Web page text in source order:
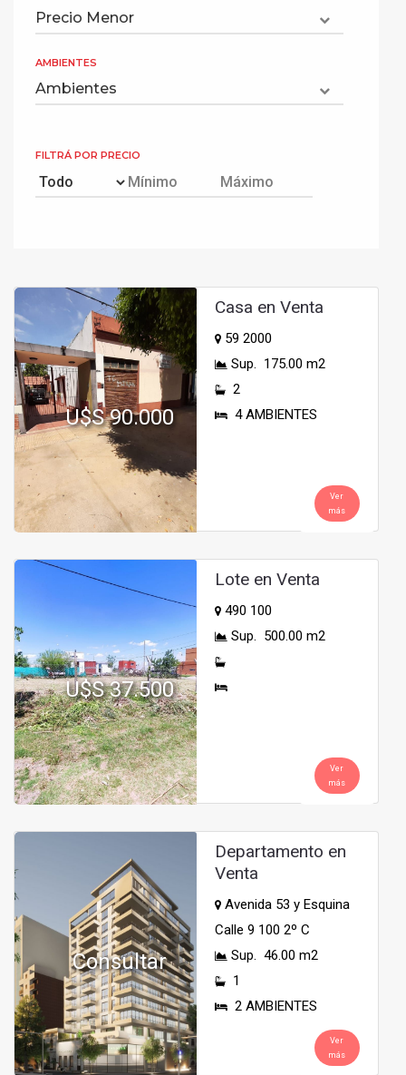
AMBIENTES
FILTRÁ POR PRECIO
U$S 90.000
Casa en Venta
59 2000
Sup. 175.00 m2
2
4 AMBIENTES
Ver
más
U$S 37.500
Lote en Venta
490 100
Sup. 500.00 m2
Ver
más
Consultar
Departamento en
Venta
Avenida 53 y Esquina
Calle 9 100 2º C
Sup. 46.00 m2
1
2 AMBIENTES
Ver
más